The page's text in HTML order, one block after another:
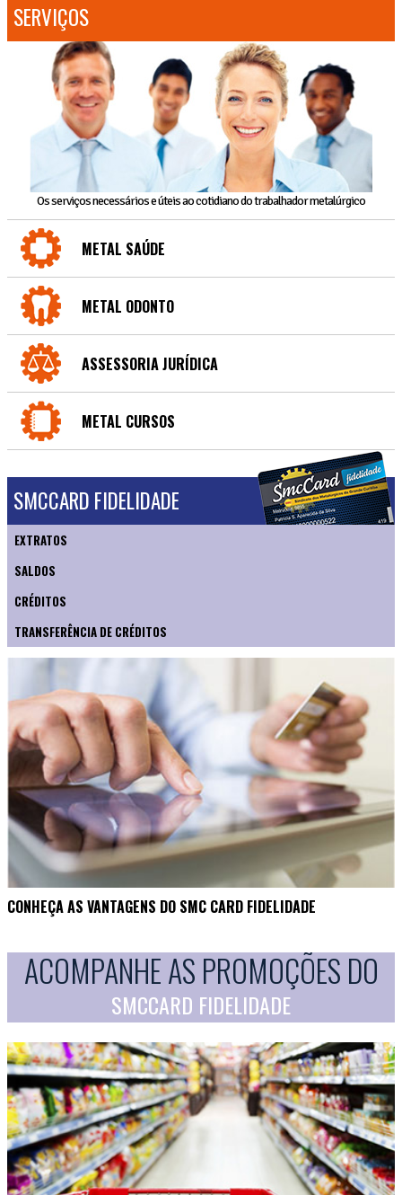
SERVIÇOS
Os serviços necessários e úteis ao cotidiano do trabalhador metalúrgico
METAL SAÚDE
METAL ODONTO
ASSESSORIA JURÍDICA
METAL CURSOS
SMCCARD FIDELIDADE
EXTRATOS
SALDOS
CRÉDITOS
TRANSFERÊNCIA DE CRÉDITOS
CONHEÇA AS VANTAGENS DO SMC CARD FIDELIDADE
ACOMPANHE AS PROMOÇÕES DO
SMCCARD FIDELIDADE